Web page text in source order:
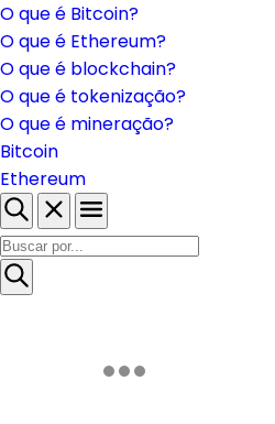
O que é Bitcoin?
O que é Ethereum?
O que é blockchain?
O que é tokenização?
O que é mineração?
Bitcoin
Ethereum